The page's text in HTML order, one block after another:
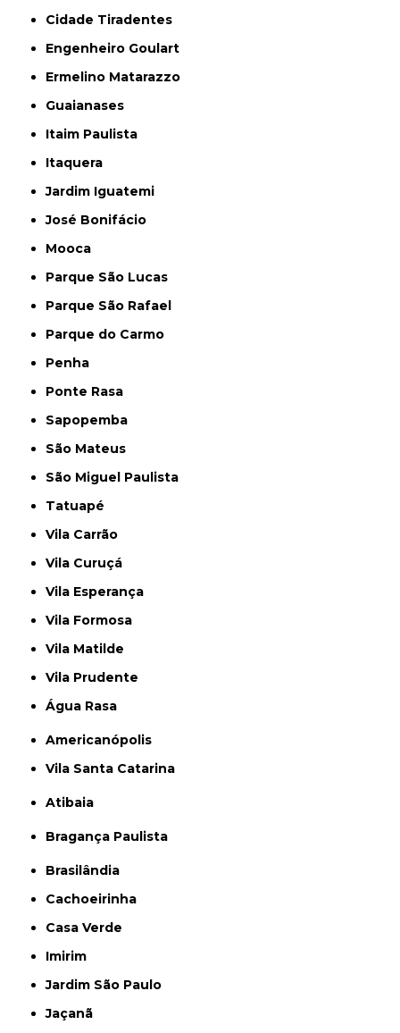
Cidade Tiradentes
Engenheiro Goulart
Ermelino Matarazzo
Guaianases
Itaim Paulista
Itaquera
Jardim Iguatemi
José Bonifácio
Mooca
Parque São Lucas
Parque São Rafael
Parque do Carmo
Penha
Ponte Rasa
Sapopemba
São Mateus
São Miguel Paulista
Tatuapé
Vila Carrão
Vila Curuçá
Vila Esperança
Vila Formosa
Vila Matilde
Vila Prudente
Água Rasa
Americanópolis
Vila Santa Catarina
Atibaia
Bragança Paulista
Brasilândia
Cachoeirinha
Casa Verde
Imirim
Jardim São Paulo
Jaçanã